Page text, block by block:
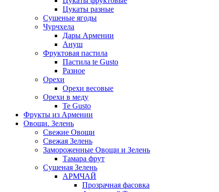
Цукаты разные
Сушеные ягоды
Чурчхела
Дары Армении
Ануш
Фруктовая пастила
Пастила te Gusto
Разное
Орехи
Орехи весовые
Орехи в меду
Te Gusto
Фрукты из Армении
Овощи. Зелень
Свежие Овощи
Свежая Зелень
Замороженные Овощи и Зелень
Тамара фрут
Сушеная Зелень
АРМЧАЙ
Прозрачная фасовка